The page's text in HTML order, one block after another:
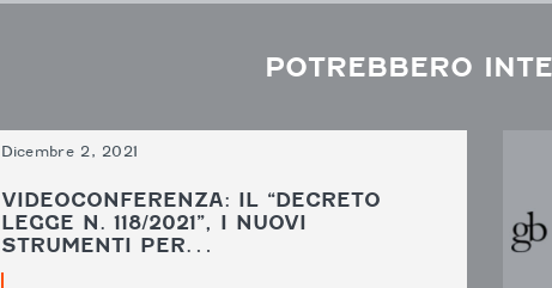
POTREBBERO
Dicembre 2, 2021
VIDEOCONFERENZA: IL “DECRETO
LEGGE N. 118/2021”, I NUOVI
STRUMENTI PER…